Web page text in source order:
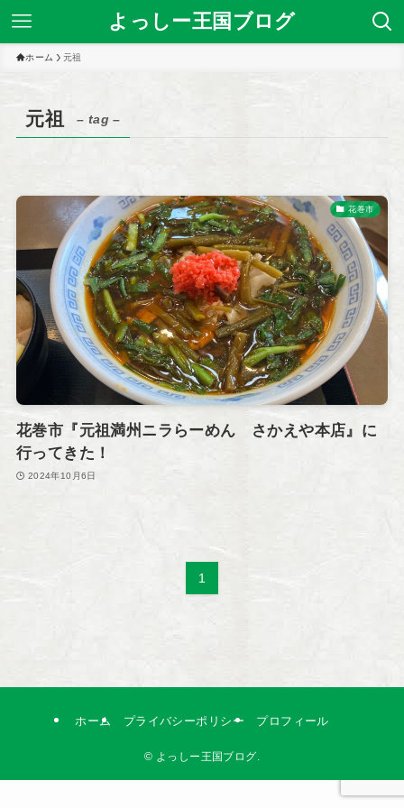
よっしー王国ブログ
ホーム 元祖
元祖 – tag –
花巻市
花巻市『元祖満州ニラらーめん さかえや本店』に
行ってきた！
2024年10月6日
1
ホーム プライバシーポリシー プロフィール
© よっしー王国ブログ.